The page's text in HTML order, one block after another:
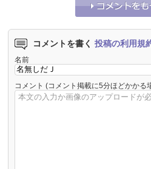
コメントを書く 投稿の利用規
名前
コメント (コメント掲載に5分ほどかかる